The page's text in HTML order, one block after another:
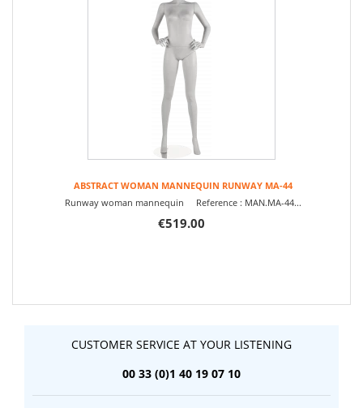
ABSTRACT WOMAN MANNEQUIN RUNWAY MA-44
Runway woman mannequin Reference : MAN.MA-44...
€519.00
CUSTOMER SERVICE AT YOUR LISTENING
00 33 (0)1 40 19 07 10